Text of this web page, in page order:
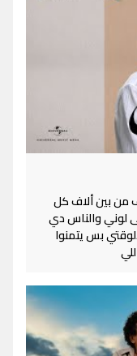
من بين ألاف كل
لوني والناس دي
بس يتمنوا